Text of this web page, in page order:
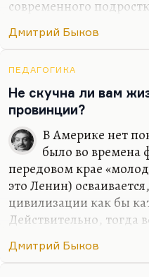
современного
отвоевать себе место.
сожалению, любовных
России в современном
ведь обычно занимает
идентичности,
неинтересна. Людей
совместить, условно
Как в «Интиме»,
без…
Дмитрий Быков
ПЕДАГОГИКА
Не скучна ли вам
провинции?
В Америке нет
было во времена
передовом крае
это Ленин)
цивилизации как бы
Действительно, тогда
примерно сельской.
Дмитрий Быков